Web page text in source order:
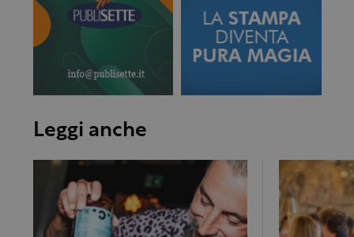
Leggi anche